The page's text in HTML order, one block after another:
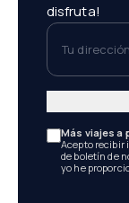
disfruta!
Tu dirección
Más viajes a
Acepto recibir
de boletín de
yo he